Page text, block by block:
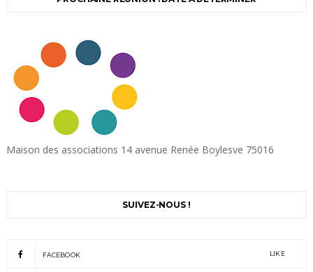
Maison des associations 14 avenue Renée Boylesve 75016
SUIVEZ-NOUS !
FACEBOOK LIKE